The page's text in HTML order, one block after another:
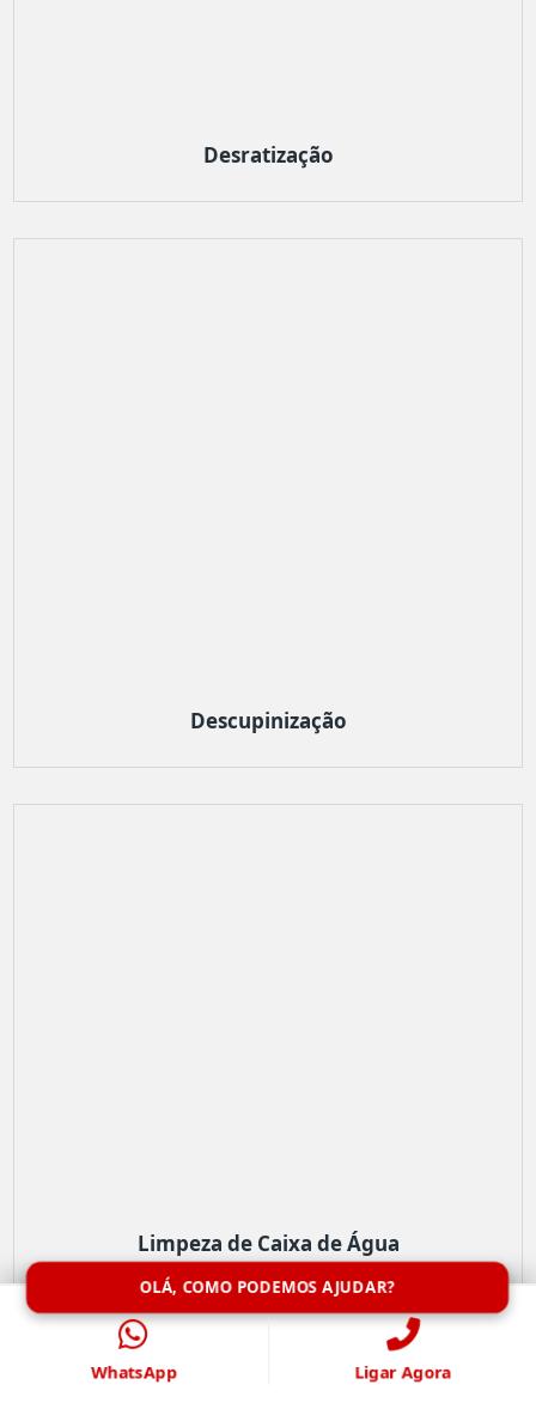
Desratização
Descupinização
Limpeza de Caixa de Água
OLÁ, COMO PODEMOS AJUDAR?
WhatsApp Ligar Agora